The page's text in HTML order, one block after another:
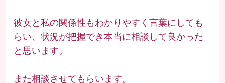
彼女と私の関係性もわかりやすく言葉にしても
らい、状況が把握でき本当に相談して良かった
と思います。
また相談させてもらいます。